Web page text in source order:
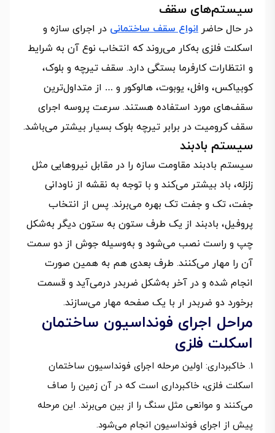
سیستم‌های سقف
در حال حاضر انواع سقف ساختمانی در اجرای سازه و
اسکلت فلزی به‌کار می‌روند که انتخاب نوع آن به شرایط
و انتظارات کارفرما بستگی دارد. سقف تیرچه و بلوک،
کوبیاکس، وافل، یوبوت، هالوکور و … از متداول‌ترین
سقف‌های مورد استفاده هستند. سرعت پروسه اجرای
سقف کرومیت در برابر تیرچه بلوک بسیار بیشتر می‌باشد.
سیستم بادبند
سیستم بادبند مقاومت سازه را در مقابل نیروهایی مثل
زلزله، باد بیشتر می‌کند و با توجه به نقشه از ناودانی
جفت، تک و جفت تک بهره می‌برند. پس از انتخاب
پروفیل، بادبند از یک طرف ستون به ستون دیگر به‌شکل
چپ و راست نصب می‌شود و به‌وسیله جوش از دو سمت
آن را مهار می‌کنند. طرف بعدی هم به همین صورت
انجام شده و در آخر به‌شکل ضربدر درمی‌آید و قسمت
برخورد دو ضربدر ار با یک صفحه مهار می‌سازند.
مراحل اجرای فونداسیون ساختمان
اسکلت فلزی
خاکبرداری: اولین مرحله اجرای فونداسیون ساختمان
اسکلت فلزی، خاکبرداری است که در آن زمین را صاف
می‌کنند و موانعی مثل سنگ را از بین می‌برند. این مرحله
پیش از اجرای فونداسیون انجام می‌شود.